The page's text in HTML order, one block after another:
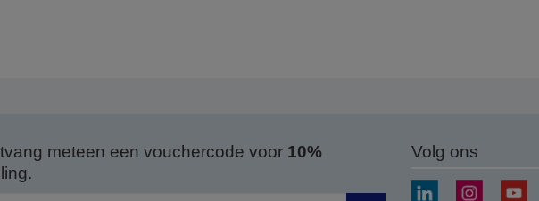
meteen een vouchercode voor 10%
Volg ons